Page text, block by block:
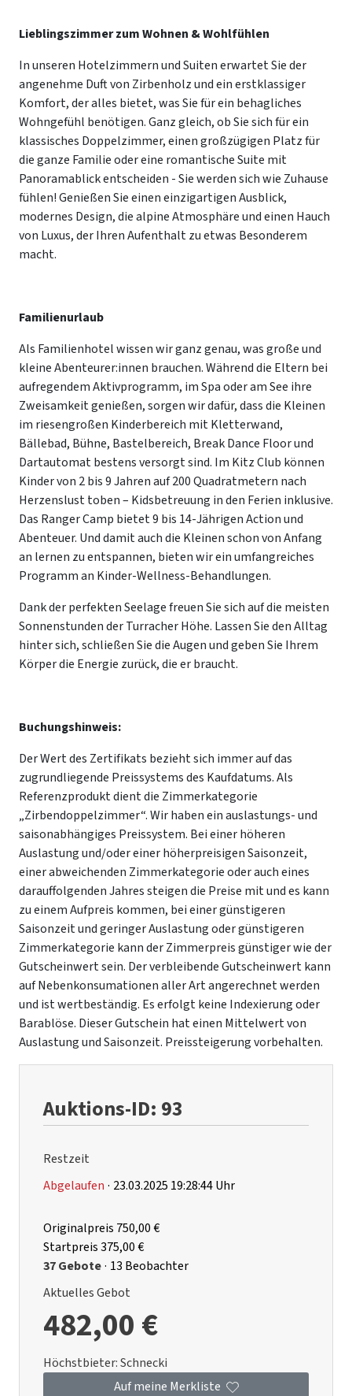
Lieblingszimmer zum Wohnen & Wohlfühlen
In unseren Hotelzimmern und Suiten erwartet Sie der
angenehme Duft von Zirbenholz und ein erstklassiger
Komfort, der alles bietet, was Sie für ein behagliches
Wohngefühl benötigen. Ganz gleich, ob Sie sich für ein
klassisches Doppelzimmer, einen großzügigen Platz für
die ganze Familie oder eine romantische Suite mit
Panoramablick entscheiden - Sie werden sich wie Zuhause
fühlen! Genießen Sie einen einzigartigen Ausblick,
modernes Design, die alpine Atmosphäre und einen Hauch
von Luxus, der Ihren Aufenthalt zu etwas Besonderem
macht.
Familienurlaub
Als Familienhotel wissen wir ganz genau, was große und
kleine Abenteurer:innen brauchen. Während die Eltern bei
aufregendem Aktivprogramm, im Spa oder am See ihre
Zweisamkeit genießen, sorgen wir dafür, dass die Kleinen
im riesengroßen Kinderbereich mit Kletterwand,
Bällebad, Bühne, Bastelbereich, Break Dance Floor und
Dartautomat bestens versorgt sind. Im Kitz Club können
Kinder von 2 bis 9 Jahren auf 200 Quadratmetern nach
Herzenslust toben – Kidsbetreuung in den Ferien inklusive.
Das Ranger Camp bietet 9 bis 14-Jährigen Action und
Abenteuer. Und damit auch die Kleinen schon von Anfang
an lernen zu entspannen, bieten wir ein umfangreiches
Programm an Kinder-Wellness-Behandlungen.
Dank der perfekten Seelage freuen Sie sich auf die meisten
Sonnenstunden der Turracher Höhe. Lassen Sie den Alltag
hinter sich, schließen Sie die Augen und geben Sie Ihrem
Körper die Energie zurück, die er braucht.
Buchungshinweis:
Der Wert des Zertifikats bezieht sich immer auf das
zugrundliegende Preissystems des Kaufdatums. Als
Referenzprodukt dient die Zimmerkategorie
„Zirbendoppelzimmer“. Wir haben ein auslastungs- und
saisonabhängiges Preissystem. Bei einer höheren
Auslastung und/oder einer höherpreisigen Saisonzeit,
einer abweichenden Zimmerkategorie oder auch eines
darauffolgenden Jahres steigen die Preise mit und es kann
zu einem Aufpreis kommen, bei einer günstigeren
Saisonzeit und geringer Auslastung oder günstigeren
Zimmerkategorie kann der Zimmerpreis günstiger wie der
Gutscheinwert sein. Der verbleibende Gutscheinwert kann
auf Nebenkonsumationen aller Art angerechnet werden
und ist wertbeständig. Es erfolgt keine Indexierung oder
Barablöse. Dieser Gutschein hat einen Mittelwert von
Auslastung und Saisonzeit. Preissteigerung vorbehalten.
Auktions-ID: 93
Restzeit
Abgelaufen · 23.03.2025 19:28:44 Uhr
Originalpreis 750,00 €
Startpreis375,00 €
37 Gebote· 13 Beobachter
Aktuelles Gebot
482,00 €
Höchstbieter:Schnecki
Auf meine Merkliste